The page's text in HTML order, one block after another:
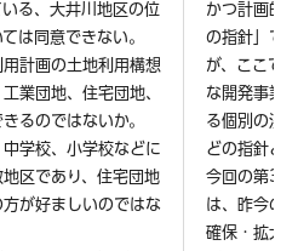
いる、大井川地区の位
は同意できない。
計画の土地利用構想
業団地、住宅団地、
るのではないか。
学校、小学校などに
地区であり、住宅団地
が好ましいのではな
かつ計画的
の指針」で
が、ここで
な開発事業
る個別の法
どの指針と
今回の第3次
は、昨今の
確保・拡大